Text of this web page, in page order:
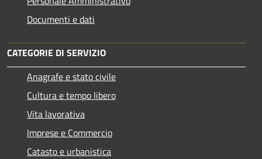
Documenti e dati
CATEGORIE DI SERVIZIO
Anagrafe e stato civile
Cultura e tempo libero
Vita lavorativa
Imprese e Commercio
Catasto e urbanistica